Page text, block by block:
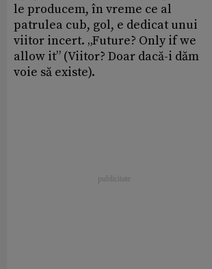
le producem, în vreme ce al
patrulea cub, gol, e dedicat unui
viitor incert. „Future? Only if we
allow it” (Viitor? Doar dacă-i dăm
voie să existe).